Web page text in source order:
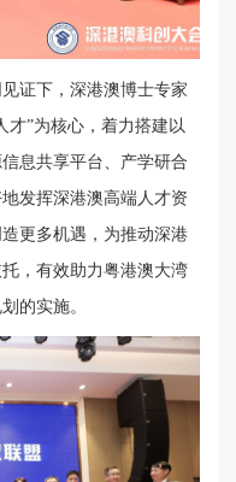
证下，深港澳博士专家
才”为核心，着力搭建以
息共享平台、产学研合
发挥深港澳高端人才资
更多机遇，为推动深港
，有效助力粤港澳大湾
的实施。